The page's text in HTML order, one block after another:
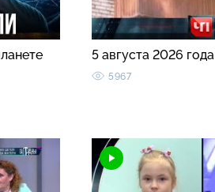
5 августа 2026 года
5967